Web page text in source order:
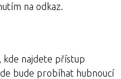
na odkaz.
kde najdete přístup
bude probíhat hubnoucí